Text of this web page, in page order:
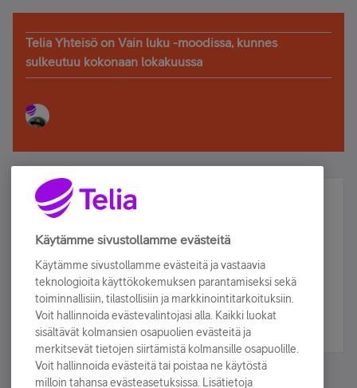
Telia Yhteisö on Vain luku -moodissa, kunnes
sulkeutuu kokonaan lokakuussa
Älä jää paitsi – osallistu ja voita!
Tilaa Telian uutiskirje ja olet mukana arvonnassa.
sähköpostiisi.
Tilaa nyt
Käytämme sivustollamme evästeitä
Käytämme sivustollamme evästeitä ja vastaavia
teknologioita käyttökokemuksen parantamiseksi sekä
toiminnallisiin, tilastollisiin ja markkinointitarkoituksiin.
Voit hallinnoida evästevalintojasi alla. Kaikki luokat
sisältävät kolmansien osapuolien evästeitä ja
merkitsevät tietojen siirtämistä kolmansille osapuolille.
Voit hallinnoida evästeitä tai poistaa ne käytöstä
milloin tahansa evästeasetuksissa. Lisätietoja